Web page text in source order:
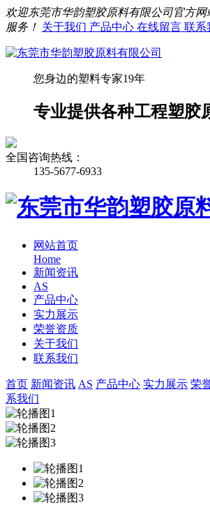
欢迎东莞市华韵塑胶原料有限公司官方
服务！ 关于我们 产品中心 在线留言 联系
您身边的塑料专家19年
专业提供各种工程塑胶
全国咨询热线：
135-5677-6933
网站首页
Home
新闻资讯
AS
产品中心
实力展示
荣誉资质
关于我们
联系我们
首页 新闻资讯 AS 产品中心 实力展示 荣
系我们